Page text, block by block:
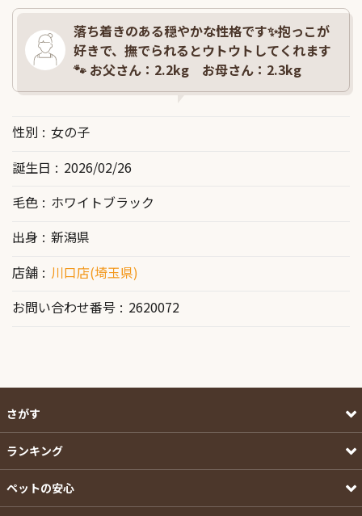
落ち着きのある穏やかな性格です✨抱っこが
好きで、撫でられるとウトウトしてくれます
🐾 お父さん：2.2kg お母さん：2.3kg
性別
女の子
誕生日
2026/02/26
毛色
ホワイトブラック
出身
新潟県
店舗
川口店(埼玉県)
お問い合わせ番号
2620072
さがす
ランキング
ペットの安心